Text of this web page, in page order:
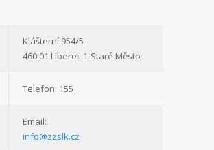
Klášterní 954/5
460 01 Liberec 1-Staré Město
Telefon: 155
Email:
info@zzslk.cz